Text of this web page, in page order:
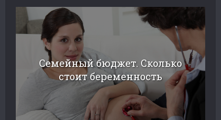
Семейный бюджет. Сколько
стоит беременность